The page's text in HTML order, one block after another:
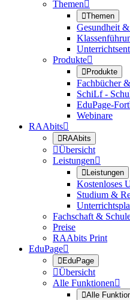
Themen
Themen
Gesundheit
Produkte
Produkte
Fachbücher
SchiLf -
EduPage-
Webinare
RAAbits
RAAbits
Übersicht
Leistungen
Leistungen
Kostenloses
Studium &
Fachschaft &
Preise
RAAbits Print
EduPage
EduPage
Übersicht
Alle Funktionen
Alle